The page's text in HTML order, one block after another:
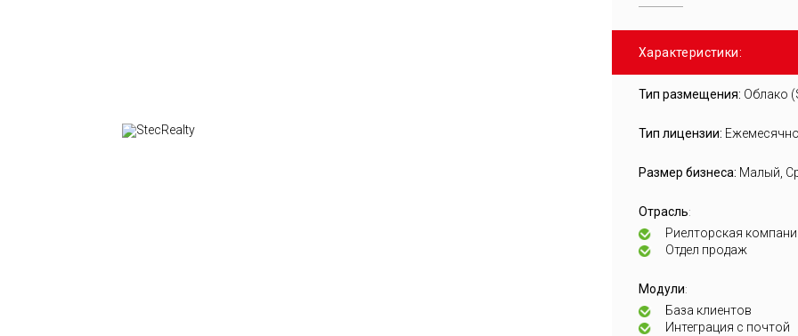
Характеристики:
Тип размещения: Облако
Тип лицензии:
Размер бизнеса: Малый,
Отрасль:
Риелторская
Отдел продаж
Модули:
База клиентов
Интеграция с почтой